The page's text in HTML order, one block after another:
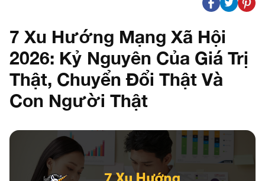
7 Xu Hướng Mạng Xã Hội
2026: Kỷ Nguyên Của Giá Trị
Thật, Chuyển Đổi Thật Và
Con Người Thật